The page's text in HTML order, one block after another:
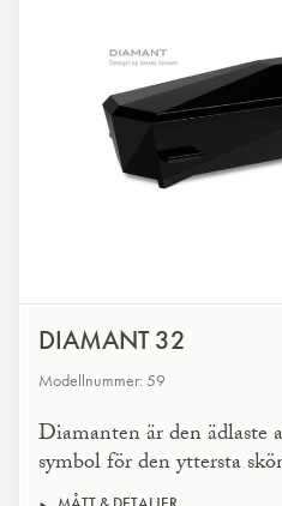
DIAMANT 32
Modellnummer: 59
Diamanten är den ädlaste
symbol för den yttersta